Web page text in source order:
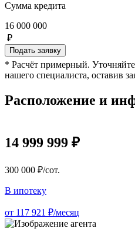
Сумма кредита
16 000 000
₽
Подать заявку
* Расчёт примерный.
нашего специалиста, оставив
Расположение и
14 999 999 ₽
300 000 ₽/сот.
В ипотеку
от 117 921 ₽/месяц